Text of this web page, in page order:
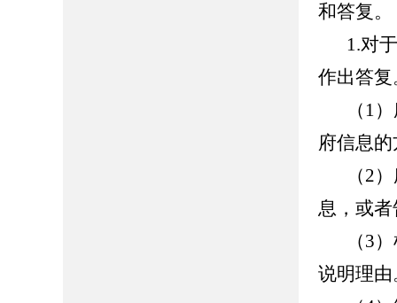
和答复。
1.对
作出答复
（1
府信息
（2
息，或
（3
说明理由